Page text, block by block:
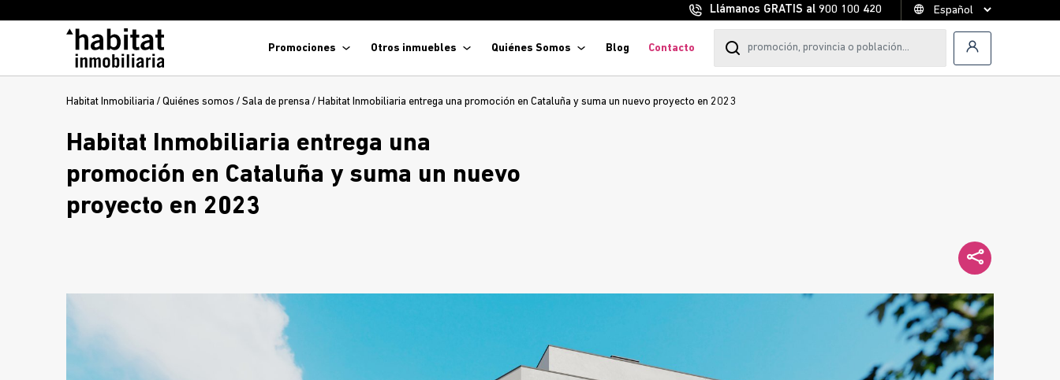
Llámanos GRATIS al 900 100 420
Promociones Otros inmuebles Quiénes Somos Blog Contacto
Habitat Inmobiliaria / Quiénes somos / Sala de prensa / Habitat Inmobiliaria entrega una promoción en Cataluña y suma un nuevo proyecto en 2023
Habitat Inmobiliaria entrega una
promoción en Cataluña y suma un nuevo
proyecto en 2023